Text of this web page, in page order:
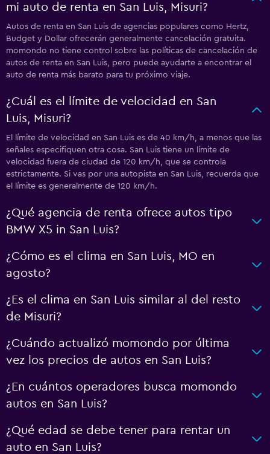
mi auto de renta en San Luis, Misuri?
Autos de renta en San Luis de agencias populares como Hertz,
Budget y Dollar ofrecerán generalmente cancelación gratuita.
momondo no tiene control sobre las políticas de cancelación de
autos de renta en San Luis, pero puede ayudarte a encontrar el
auto de renta más barato para tu próximo viaje.
¿Cuál es el límite de velocidad en San
Luis, Misuri?
El límite de velocidad en San Luis es de 40 km/h, a menos que las
señales especifiquen otra cosa. San Luis tiene un límite de
velocidad fuera de ciudad de 120 km/h, que se controla
estrictamente. Si vas por una autopista en San Luis, recuerda que
el límite es generalmente de 120 km/h.
¿Qué agencia de renta ofrece autos tipo
BMW X5 in San Luis?
¿Cómo es el clima en San Luis, MO en
agosto?
¿Es el clima en San Luis similar al del resto
de Misuri?
¿Cuándo actualizó momondo por última
vez los precios de autos en San Luis?
¿En cuántos operadores busca momondo
autos en San Luis?
¿Qué edad se debe tener para rentar un
auto en San Luis?